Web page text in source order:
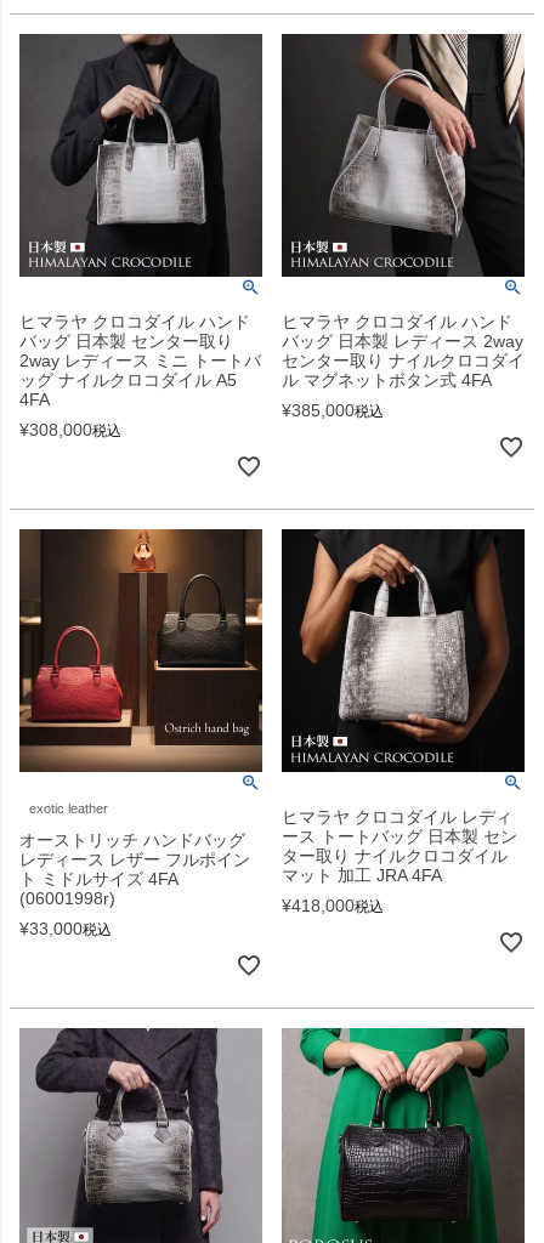
ヒマラヤ クロコダイル ハンド
バッグ 日本製 センター取り
2way レディース ミニ トートバ
ッグ ナイルクロコダイル A5
4FA
¥308,000税込
ヒマラヤ クロコダイル ハンド
バッグ 日本製 レディース 2way
センター取り ナイルクロコダイ
ル マグネットボタン式 4FA
¥385,000税込
exotic leather
オーストリッチ ハンドバッグ
レディース レザー フルポイン
ト ミドルサイズ 4FA
(06001998r)
¥33,000税込
ヒマラヤ クロコダイル レディ
ース トートバッグ 日本製 セン
ター取り ナイルクロコダイル
マット 加工 JRA 4FA
¥418,000税込